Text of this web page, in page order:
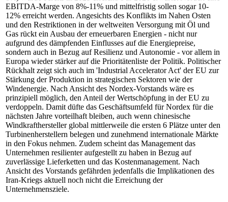
EBITDA-Marge von 8%-11% und mittelfristig sollen sogar 10-
12% erreicht werden. Angesichts des Konflikts im Nahen Osten
und den Restriktionen in der weltweiten Versorgung mit Öl und
Gas rückt ein Ausbau der erneuerbaren Energien - nicht nur
aufgrund des dämpfenden Einflusses auf die Energiepreise,
sondern auch in Bezug auf Resilienz und Autonomie - vor allem in
Europa wieder stärker auf die Prioritätenliste der Politik. Politischer
Rückhalt zeigt sich auch im 'Industrial Accelerator Act' der EU zur
Stärkung der Produktion in strategischen Sektoren wie der
Windenergie. Nach Ansicht des Nordex-Vorstands wäre es
prinzipiell möglich, den Anteil der Wertschöpfung in der EU zu
verdoppeln. Damit düfte das Geschäftsumfeld für Nordex für die
nächsten Jahre vorteilhaft bleiben, auch wenn chinesische
Windkrafthersteller global mittlerweile die ersten 6 Plätze unter den
Turbinenherstellern belegen und zunehmend internationale Märkte
in den Fokus nehmen. Zudem scheint das Management das
Unternehmen resilienter aufgestellt zu haben in Bezug auf
zuverlässige Lieferketten und das Kostenmanagement. Nach
Ansicht des Vorstands gefährden jedenfalls die Implikationen des
Iran-Kriegs aktuell noch nicht die Erreichung der
Unternehmensziele.